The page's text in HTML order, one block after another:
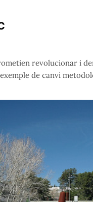
revolucionar i
de canvi